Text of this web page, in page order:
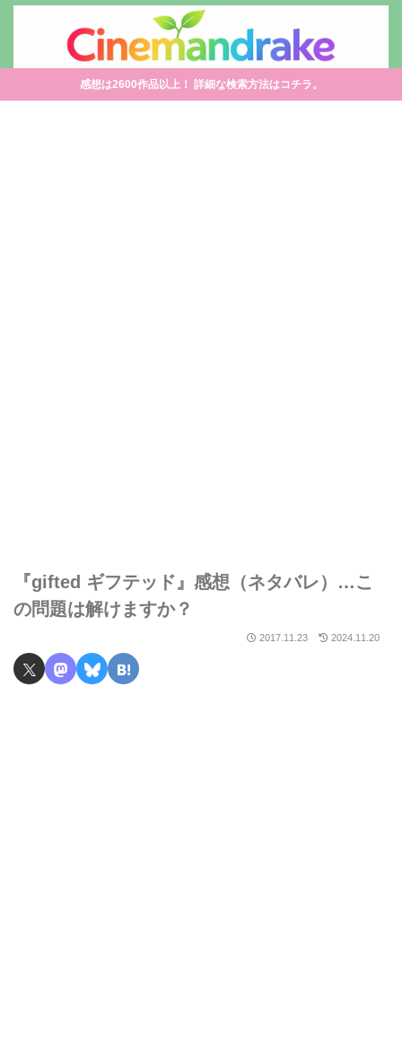
感想は2600作品以上！ 詳細な検索方法はコチラ。
『gifted ギフテッド』感想（ネタバレ）…こ
の問題は解けますか？
2017.11.23 2024.11.20